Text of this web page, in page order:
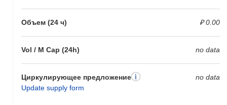
Объем (24 ч) ₽ 0.00
Vol / M Cap (24h) no data
Циркулирующее предложение
Update supply form
no data